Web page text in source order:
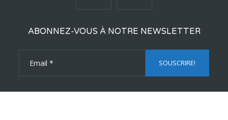
ABONNEZ-VOUS À NOTRE NEWSLETTER